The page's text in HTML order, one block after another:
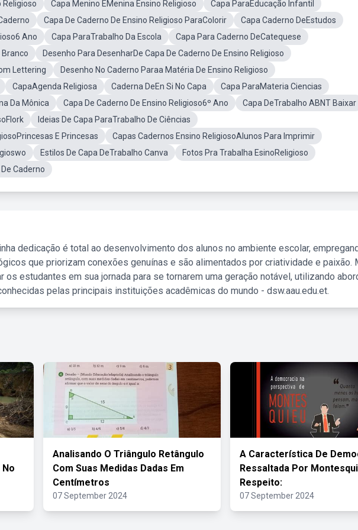
Religioso
Capa Menino EMenina Ensino Religioso
Capa ParaEducação Infantil
Capa De Caderno De Ensino Religioso ParaColorir
Capa Caderno DeEstudos
Ano
Capa ParaTrabalho Da Escola
Capa Para Caderno DeCatequese
Branco
Desenho Para DesenharDe Capa De Caderno De Ensino Religioso
Lettering
Desenho No Caderno Paraa Matéria De Ensino Religioso
CapaAgenda Religiosa Caderna DeEn Si No Capa
Capa ParaMateria Ciencias
Da Mônica
Capa De Caderno De Ensino Religioso6º Ano
Capa DeTrabalho ABNT Baixar
Ideias De Capa ParaTrabalho De Ciências
E Princesas
Capas Cadernos Ensino ReligiosoAlunos Para Imprimir
Estilos De Capa DeTrabalho Canva
Fotos Pra Trabalha EsinoReligioso
Caderno
dedicação é total ao desenvolvimento dos alunos no ambiente escolar,
que priorizam conexões genuínas e são alimentados por criatividade e paixão.
os estudantes em sua jornada para se tornarem uma geração notável, utilizando
pelas principais instituições acadêmicas do mundo - dsw.aau.edu.et.
Analisando O Triângulo Retângulo
Com Suas Medidas Dadas Em
Centímetros
07 September 2024
A Característica De
Ressaltada Por
Respeito:
07 September 2024